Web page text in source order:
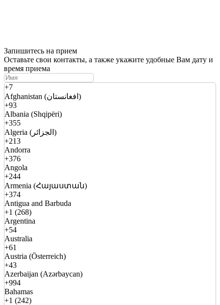
Запишитесь на прием
Оставьте свои контакты, а также укажите удобные Вам дату и
время приема
+7
Afghanistan (افغانستان)
+93
Albania (Shqipëri)
+355
Algeria (الجزائر)
+213
Andorra
+376
Angola
+244
Armenia (Հայաստան)
+374
Antigua and Barbuda
+1 (268)
Argentina
+54
Australia
+61
Austria (Österreich)
+43
Azerbaijan (Azərbaycan)
+994
Bahamas
+1 (242)